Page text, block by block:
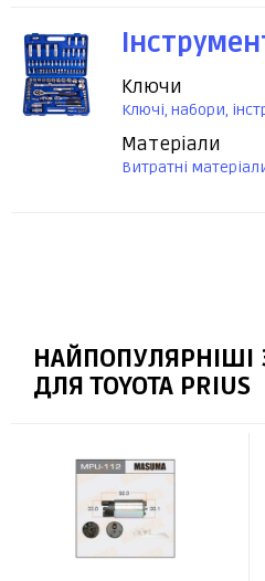
Ключи
Ключі, набори,
Матеріали
Витратні
НАЙПОПУЛЯРНІШІ
ДЛЯ TOYOTA PRIUS